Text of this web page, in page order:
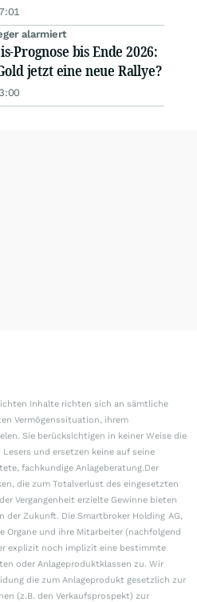
alarmiert
Prognose bis Ende 2026:
jetzt eine neue Rallye?
Inhalte richten sich an sämtliche
Vermögenssituation, ihrem
Sie berücksichtigen in keiner Weise die
und ersetzen keine auf seine
fachkundige Anlageberatung.Der
die zum Totalverlust des eingesetzten
Vergangenheit erzielte Gewinne bieten
der Zukunft. Die Smartbroker Holding AG,
Organe und ihre Mitarbeiter (nachfolgend
explizit noch implizit eine bestimmte
oder Anlageproduktklassen zu. Wir
die zum Anlageprodukt gesetzlich zur
(z.B. den Verkaufsprospekt) zur